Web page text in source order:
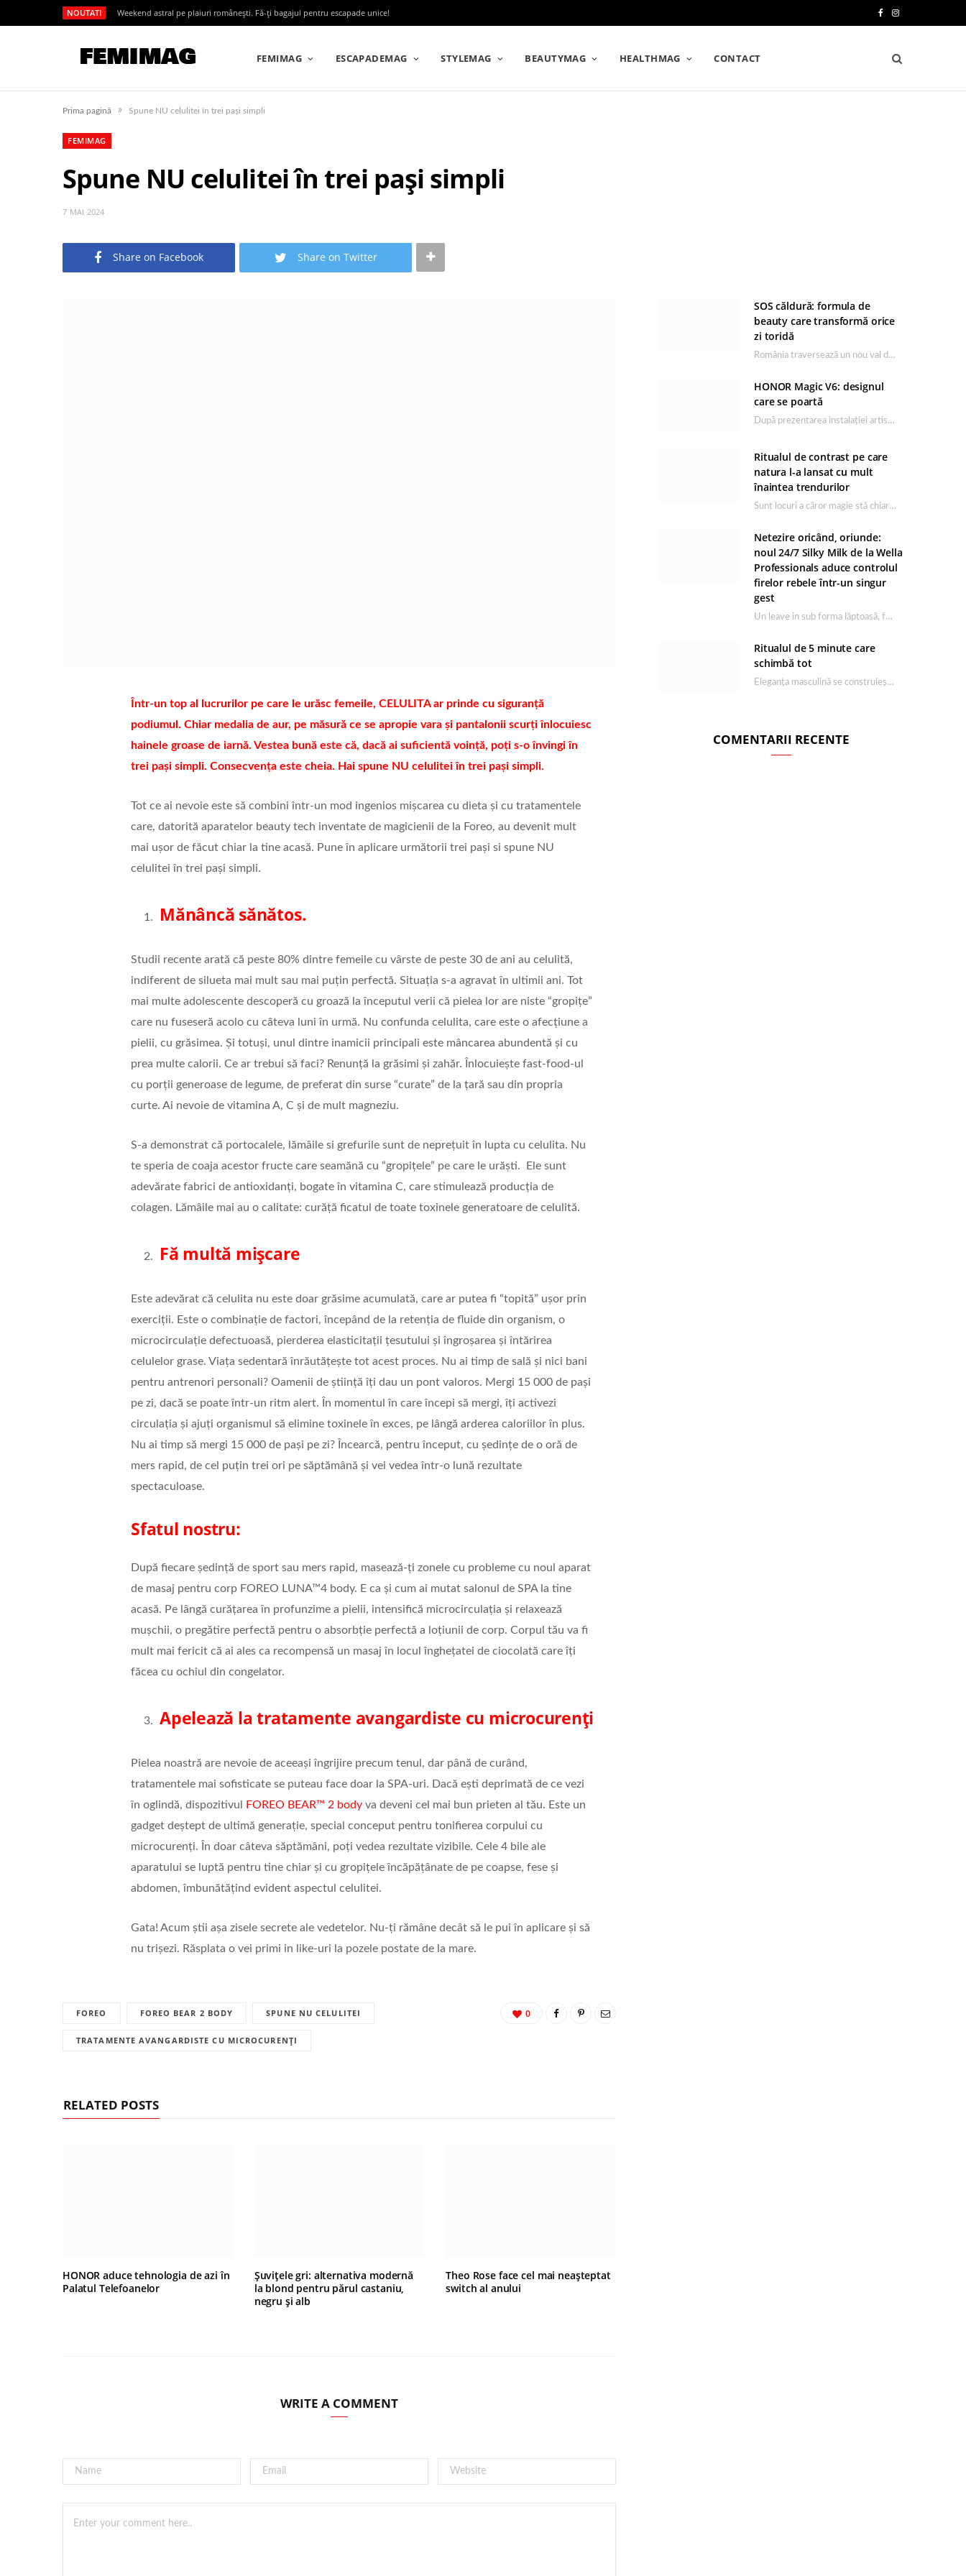
NOUTATI Weekend astral pe plaiuri românești. Fă-ți bagajul pentru escapade unice!
e
I
s
t
FEMIMAG ESCAPADEMAG STYLEMAG BEAUTYMAG HEALTHMAG CONTACT
Prima pagină » Spune NU celulitei în trei pași simpli
FEMIMAG
Spune NU celulitei în trei pași simpli
7 MAI 2024
Share on Facebook Share on Twitter
Într-un top al lucrurilor pe care le urăsc femeile, CELULITA ar prinde cu siguranță
podiumul. Chiar medalia de aur, pe măsură ce se apropie vara și pantalonii scurți înlocuiesc
hainele groase de iarnă. Vestea bună este că, dacă ai suficientă voință, poți s-o învingi în
trei pași simpli. Consecvența este cheia. Hai spune NU celulitei în trei pași simpli.
Tot ce ai nevoie este să combini într-un mod ingenios mișcarea cu dieta și cu tratamentele
care, datorită aparatelor beauty tech inventate de magicienii de la Foreo, au devenit mult
mai ușor de făcut chiar la tine acasă. Pune în aplicare următorii trei pași si spune NU
celulitei în trei pași simpli.
Mănâncă sănătos.
Studii recente arată că peste 80% dintre femeile cu vârste de peste 30 de ani au celulită,
indiferent de silueta mai mult sau mai puțin perfectă. Situația s-a agravat în ultimii ani. Tot
mai multe adolescente descoperă cu groază la începutul verii că pielea lor are niste “gropițe”
care nu fuseseră acolo cu câteva luni în urmă. Nu confunda celulita, care este o afecțiune a
pielii, cu grăsimea. Și totuși, unul dintre inamicii principali este mâncarea abundentă și cu
prea multe calorii. Ce ar trebui să faci? Renunță la grăsimi și zahăr. Înlocuiește fast-food-ul
cu porții generoase de legume, de preferat din surse “curate” de la țară sau din propria
curte. Ai nevoie de vitamina A, C și de mult magneziu.
S-a demonstrat că portocalele, lămâile si grefurile sunt de neprețuit în lupta cu celulita. Nu
te speria de coaja acestor fructe care seamănă cu “gropițele” pe care le urăști. Ele sunt
adevărate fabrici de antioxidanți, bogate în vitamina C, care stimulează producția de
colagen. Lămâile mai au o calitate: curăță ficatul de toate toxinele generatoare de celulită.
Fă multă mișcare
Este adevărat că celulita nu este doar grăsime acumulată, care ar putea fi “topită” ușor prin
exerciții. Este o combinație de factori, începând de la retenția de fluide din organism, o
microcirculație defectuoasă, pierderea elasticitații țesutului și îngroșarea și întărirea
celulelor grase. Viața sedentară înrăutățește tot acest proces. Nu ai timp de sală și nici bani
pentru antrenori personali? Oamenii de știință îți dau un pont valoros. Mergi 15 000 de pași
pe zi, dacă se poate într-un ritm alert. În momentul în care începi să mergi, îți activezi
circulația și ajuți organismul să elimine toxinele în exces, pe lângă arderea caloriilor în plus.
Nu ai timp să mergi 15 000 de pași pe zi? Încearcă, pentru început, cu ședințe de o oră de
mers rapid, de cel puțin trei ori pe săptămână și vei vedea într-o lună rezultate
spectaculoase.
Sfatul nostru:
După fiecare ședință de sport sau mers rapid, masează-ți zonele cu probleme cu noul aparat
de masaj pentru corp FOREO LUNA™4 body. E ca și cum ai mutat salonul de SPA la tine
acasă. Pe lângă curățarea în profunzime a pielii, intensifică microcirculația și relaxează
mușchii, o pregătire perfectă pentru o absorbție perfectă a loțiunii de corp. Corpul tău va fi
mult mai fericit că ai ales ca recompensă un masaj în locul înghețatei de ciocolată care îți
făcea cu ochiul din congelator.
Apelează la tratamente avangardiste cu microcurenți
Pielea noastră are nevoie de aceeași îngrijire precum tenul, dar până de curând,
tratamentele mai sofisticate se puteau face doar la SPA-uri. Dacă ești deprimată de ce vezi
în oglindă, dispozitivul
FOREO BEAR™ 2 bodyva deveni cel mai bun prieten al tău. Este un
gadget deștept de ultimă generație, special conceput pentru tonifierea corpului cu
microcurenți. În doar câteva săptămâni, poți vedea rezultate vizibile. Cele 4 bile ale
aparatului se luptă pentru tine chiar și cu gropițele încăpățânate de pe coapse, fese și
abdomen, îmbunătățind evident aspectul celulitei.
Gata! Acum știi așa zisele secrete ale vedetelor. Nu-ți rămâne decât să le pui în aplicare și să
nu trișezi. Răsplata o vei primi in like-uri la pozele postate de la mare.
FOREO FOREO BEAR 2 BODY SPUNE NU CELULITEI
TRATAMENTE AVANGARDISTE CU MICROCURENȚI
0
RELATED POSTS
HONOR aduce tehnologia de azi în
Palatul Telefoanelor
Șuvițele gri: alternativa modernă
la blond pentru părul castaniu,
negru și alb
Theo Rose face cel mai neașteptat
switch al anului
WRITE A COMMENT
SOS căldură: formula de
beauty care transformă orice
zi toridă
România traversează un nou val de căldură, iar rutina de îngrijire capătă un rol esențial…
HONOR Magic V6: designul
care se poartă
După prezentarea instalației artistice semnată de Catrinel Săbăciag în cadrul evenimentului de lansare HONOR Magic…
Ritualul de contrast pe care
natura l-a lansat cu mult
înaintea trendurilor
Sunt locuri a căror magie stă chiar în firea lor naturală, iar Lacul Ursu din…
Netezire oricând, oriunde:
noul 24/7 Silky Milk de la Wella
Professionals aduce controlul
firelor rebele într-un singur
gest
Un leave in sub forma lăptoasă, fără clătire care completează rutina Ultimate Smooth și transformă…
Ritualul de 5 minute care
schimbă tot
Eleganța masculină se construiește dimineața, în câteva minute și cu produsele potrivite. O rutină de…
COMENTARII RECENTE